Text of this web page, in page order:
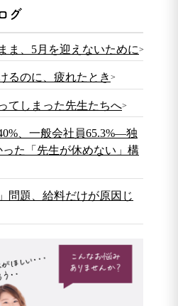
グ
ま、5月を迎えないために
るのに、疲れたとき
てしまった先生たちへ
、一般会社員65.3%—独
った「先生が休めない」構
問題、給料だけが原因じ